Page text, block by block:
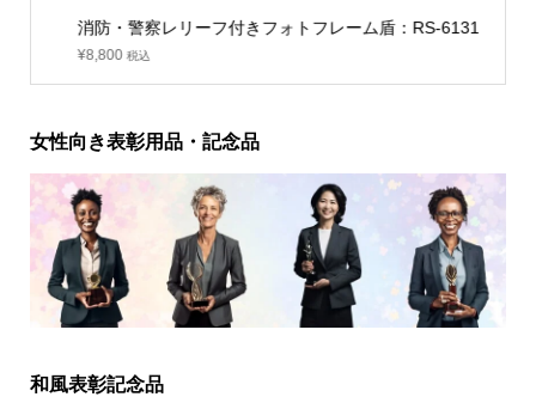
消防・警察レリーフ付きフォトフレーム盾：RS-6131
8,800 税込
女性向き表彰用品・記念品
和風表彰記念品